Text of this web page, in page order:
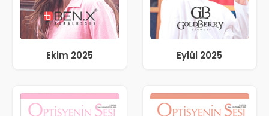
Ekim 2025 Eylül 2025